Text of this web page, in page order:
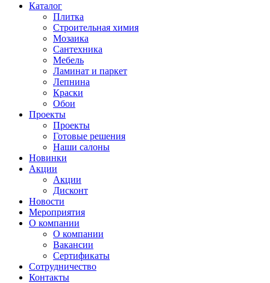
Каталог
Плитка
Строительная химия
Мозаика
Сантехника
Мебель
Ламинат и паркет
Лепнина
Краски
Обои
Проекты
Проекты
Готовые решения
Наши салоны
Новинки
Акции
Акции
Дисконт
Новости
Мероприятия
О компании
О компании
Вакансии
Сертификаты
Сотрудничество
Контакты